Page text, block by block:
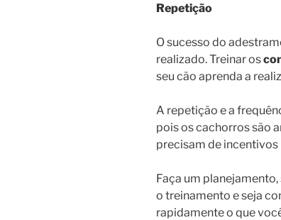
Repetição
O sucesso do
realizado. Treinar os
seu cão aprenda a
A repetição e a
pois os cachorros são
precisam de incentivos
Faça um
o treinamento e seja
rapidamente o que